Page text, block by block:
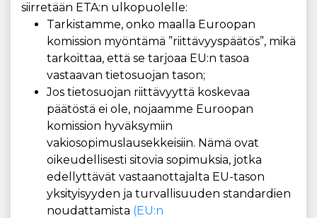
siirretään ETA:n ulkopuolelle:
Tarkistamme, onko maalla Euroopan
komission myöntämä ”riittävyyspäätös”, mikä
tarkoittaa, että se tarjoaa EU:n tasoa
vastaavan tietosuojan tason;
Jos tietosuojan riittävyyttä koskevaa
päätöstä ei ole, nojaamme Euroopan
komission hyväksymiin
vakiosopimuslausekkeisiin. Nämä ovat
oikeudellisesti sitovia sopimuksia, jotka
edellyttävät vastaanottajalta EU-tason
yksityisyyden ja turvallisuuden standardien
noudattamista (EU:n